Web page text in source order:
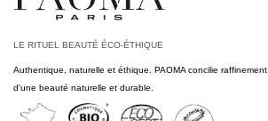
LE RITUEL BEAUTÉ ÉCO-ÉTHIQUE
Authentique, naturelle et éthique. PAOMA concilie
d'une beauté naturelle et durable.